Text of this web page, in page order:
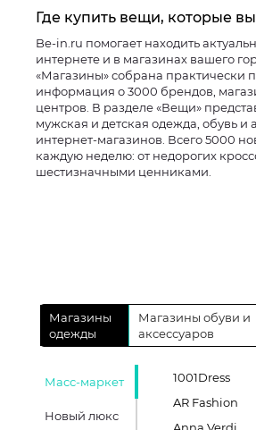
Где купить вещи, которые
Be-in.ru помогает находить
интернете и в магазинах вашего
«Магазины» собрана практически
информация о 3000 брендов,
центров. В разделе «Вещи»
мужская и детская одежда, обувь и
интернет-магазинов. Всего 5000
каждую неделю: от недорогих
шестизначными ценниками.
Магазины
одежды
Магазины обуви и
аксессуаров
Масс-маркет
Новый люкс
1001Dress
AR Fashion